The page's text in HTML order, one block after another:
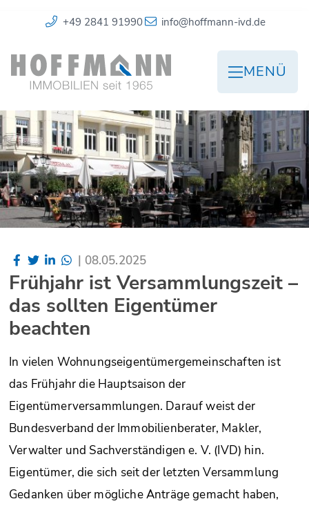
+49 2841 91990 info@hoffmann-ivd.de
MENÜ
| 08.05.2025
Frühjahr ist Versammlungszeit –
das sollten Eigentümer
beachten
In vielen Wohnungseigentümergemeinschaften ist
das Frühjahr die Hauptsaison der
Eigentümerversammlungen. Darauf weist der
Bundesverband der Immobilienberater, Makler,
Verwalter und Sachverständigen e. V. (IVD) hin.
Eigentümer, die sich seit der letzten Versammlung
Gedanken über mögliche Anträge gemacht haben,